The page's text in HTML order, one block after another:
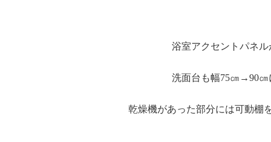
浴室アクセントパネ
洗面台も幅75㎝→90
乾燥機があった部分には可動棚